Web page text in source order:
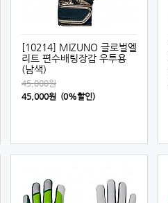
[10214] MIZUNO 글로벌엘
리트 편수배팅장갑 우투용
(남색)
45,000원
45,000원 (0%할인)